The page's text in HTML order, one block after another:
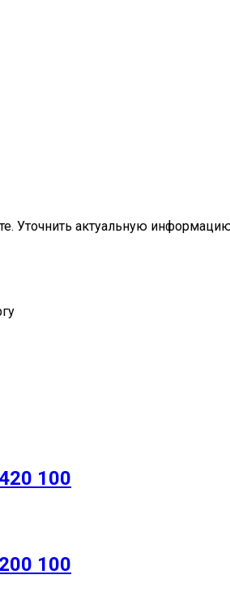
Уточнить актуальную
100
100